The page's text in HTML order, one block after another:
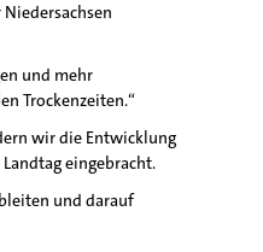
und mehr
Trockenzeiten.“
wir die Entwicklung
eingebracht.
und darauf